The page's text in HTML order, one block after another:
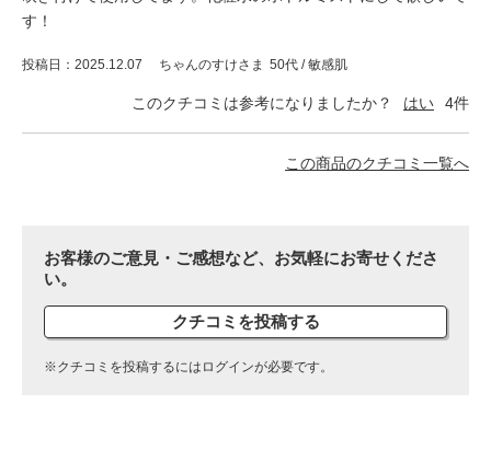
す！
投稿日 2025.12.07 ちゃんのすけさま 50代 / 敏感肌
このクチコミは参考になりましたか？ はい 4件
この商品のクチコミ一覧へ
お客様のご意見・ご感想など、お気軽にお寄せくださ
い。
クチコミを投稿する
※クチコミを投稿するにはログインが必要です。